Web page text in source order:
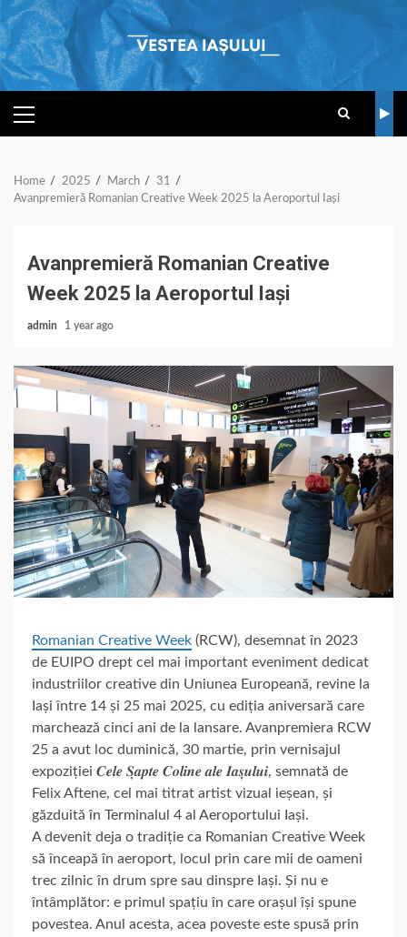
Skip
to
content
PRIMARY
MENU
Home 2025 March
31
Avanpremieră Romanian Creative Week 2025 la Aeroportul Iași
Avanpremieră Romanian Creative
Week 2025 la Aeroportul Iași
admin 1 year ago
Romanian Creative Week (RCW), desemnat în 2023
de EUIPO drept cel mai important eveniment dedicat
industriilor creative din Uniunea Europeană, revine la
Iași între 14 și 25 mai 2025, cu ediția aniversară care
marchează cinci ani de la lansare. Avanpremiera RCW
25 a avut loc duminică, 30 martie, prin vernisajul
expoziției 𝑪𝒆𝒍𝒆 𝑺̦𝒂𝒑𝒕𝒆 𝑪𝒐𝒍𝒊𝒏𝒆 𝒂𝒍𝒆 𝑰𝒂𝒔̦𝒖𝒍𝒖𝒊, semnată de
Felix Aftene, cel mai titrat artist vizual ieșean, și
găzduită în Terminalul 4 al Aeroportului Iași.
A devenit deja o tradiție ca Romanian Creative Week
să înceapă în aeroport, locul prin care mii de oameni
trec zilnic în drum spre sau dinspre Iași. Și nu e
întâmplător: e primul spațiu în care orașul își spune
povestea. Anul acesta, acea poveste este spusă prin